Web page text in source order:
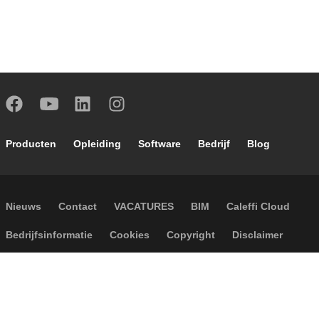
Footer main navigation
Producten Opleiding Software Bedrijf Blog
Footer secondary navigation
Nieuws Contact VACATURES BIM Caleffi Cloud
Footer menu
Bedrijfsinformatie Cookies Copyright Disclaimer